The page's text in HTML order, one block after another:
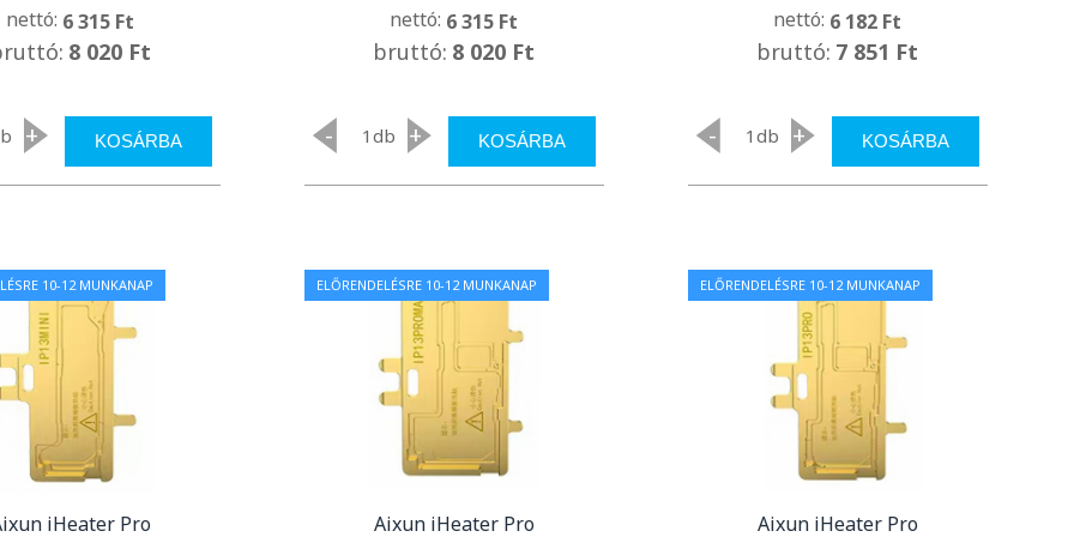
nettó: 6 315 Ft
8 020 Ft
+ KOSÁRBA
nettó: 6 315 Ft
bruttó: 8 020 Ft
- db + KOSÁRBA
nettó: 6 182 Ft
bruttó: 7 851 Ft
- db + KOSÁRBA
10-12 MUNKANAP
iHeater Pro
ELŐRENDELÉSRE 10-12 MUNKANAP
Aixun iHeater Pro
ELŐRENDELÉSRE 10-12 MUNKANAP
Aixun iHeater Pro